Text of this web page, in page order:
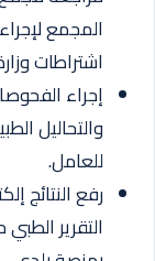
المجمع
اشتراطات
إجراء
والتحاليل
للعامل.
رفع النتائج
التقرير